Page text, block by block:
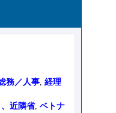
務／人事,経理
近隣省,ベトナ